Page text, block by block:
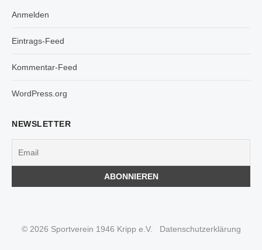
Anmelden
Eintrags-Feed
Kommentar-Feed
WordPress.org
NEWSLETTER
© 2026 Sportverein 1946 Kripp e.V. Datenschutzerklärung